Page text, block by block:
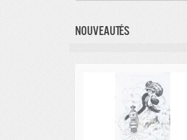
Nouveautés